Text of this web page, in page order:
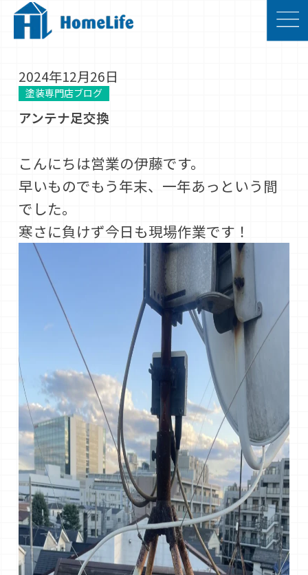
2024年12月26日
塗装専門店ブログ
アンテナ足交換
こんにちは営業の伊藤です。
早いものでもう年末、一年あっという間
でした。
寒さに負けず今日も現場作業です！